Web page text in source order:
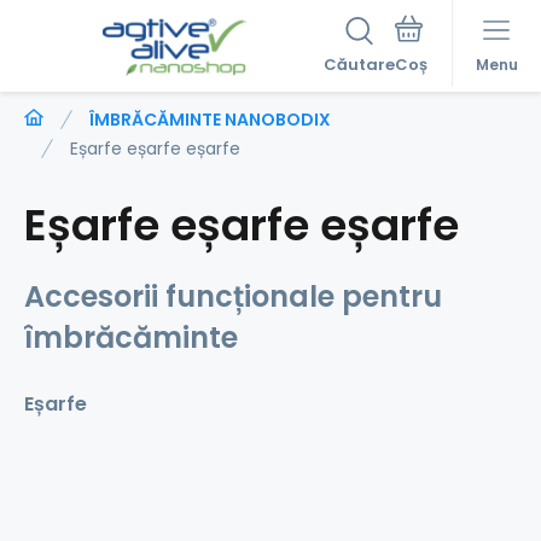
Căutare Menu
ÎMBRĂCĂMINTE NANOBODIX
Eșarfe eșarfe eșarfe
Eșarfe eșarfe eșarfe
Accesorii funcționale pentru
îmbrăcăminte
Eșarfe